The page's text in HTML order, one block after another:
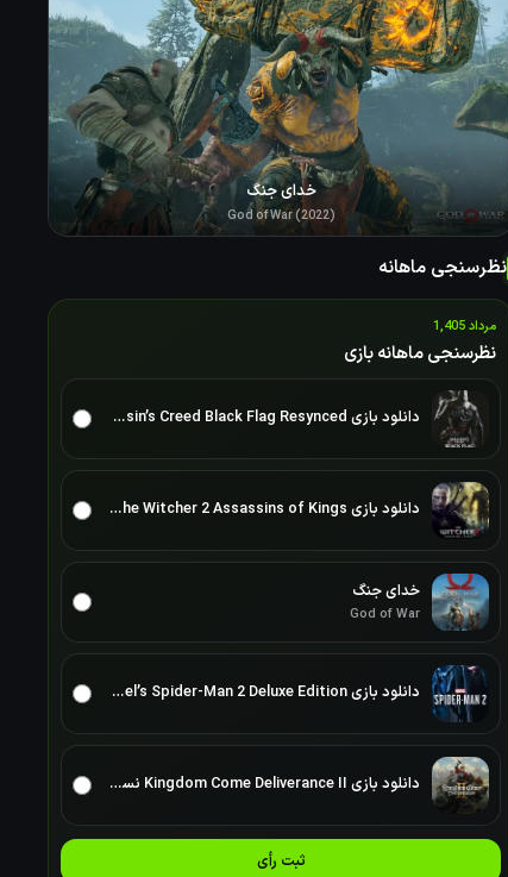
خدای جنگ
God of War (2022)
نظرسنجی ماهانه
مرداد 1,405
نظرسنجی ماهانه بازی
دانلود بازی Assassin’s Creed Black Flag Resynced برای PC – نسخه ElAmigos
دانلود بازی The Witcher 2 Assassins of Kings برای کامپیوتر نسخه ElAmigos/DODI/FitGirl
خدای جنگ
God of War
دانلود بازی Marvel’s Spider-Man 2 Deluxe Edition برای PC – نسخه ElAmigos
دانلود بازی Kingdom Come Deliverance II نسخه ElAmigos/DODI/FitGirl
ثبت رأی